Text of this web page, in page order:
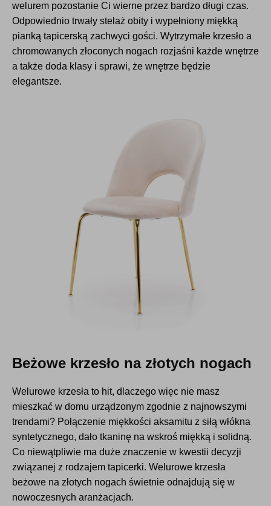
welurem pozostanie Ci wierne przez bardzo długi czas.
Odpowiednio trwały stelaż obity i wypełniony miękką
pianką tapicerską zachwyci gości. Wytrzymałe krzesło a
chromowanych złoconych nogach rozjaśni każde wnętrze
a także doda klasy i sprawi, że wnętrze będzie
elegantsze.
Beżowe krzesło na złotych nogach
Welurowe krzesła to hit, dlaczego więc nie masz
mieszkać w domu urządzonym zgodnie z najnowszymi
trendami? Połączenie miękkości aksamitu z siłą włókna
syntetycznego, dało tkaninę na wskroś miękką i solidną.
Co niewątpliwie ma duże znaczenie w kwestii decyzji
związanej z rodzajem tapicerki. Welurowe krzesła
beżowe na złotych nogach świetnie odnajdują się w
nowoczesnych aranżacjach.